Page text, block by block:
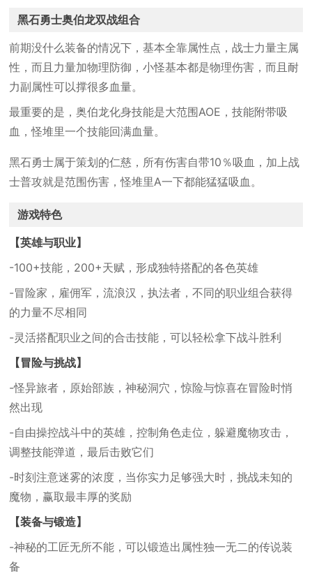
黑石勇士奥伯龙双战组合
前期没什么装备的情况下，基本全靠属性点，战士力量主属
性，而且力量加物理防御，小怪基本都是物理伤害，而且耐
力副属性可以撑很多血量。
最重要的是，奥伯龙化身技能是大范围AOE，技能附带吸
血，怪堆里一个技能回满血量。
黑石勇士属于策划的仁慈，所有伤害自带10％吸血，加上战
士普攻就是范围伤害，怪堆里A一下都能猛猛吸血。
游戏特色
【英雄与职业】
-100+技能，200+天赋，形成独特搭配的各色英雄
-冒险家，雇佣军，流浪汉，执法者，不同的职业组合获得
的力量不尽相同
-灵活搭配职业之间的合击技能，可以轻松拿下战斗胜利
【冒险与挑战】
-怪异旅者，原始部族，神秘洞穴，惊险与惊喜在冒险时悄
然出现
-自由操控战斗中的英雄，控制角色走位，躲避魔物攻击，
调整技能弹道，最后击败它们
-时刻注意迷雾的浓度，当你实力足够强大时，挑战未知的
魔物，赢取最丰厚的奖励
【装备与锻造】
-神秘的工匠无所不能，可以锻造出属性独一无二的传说装
备